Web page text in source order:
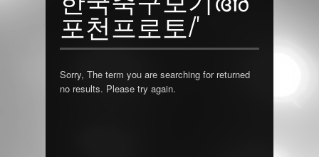
포천프로토/'
Sorry, The term you are searching for returned
no results. Please try again.